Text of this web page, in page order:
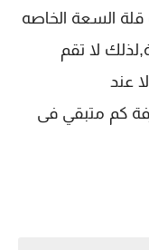
السعة الخاصه
لا تقم
عند
كم متبقي فى